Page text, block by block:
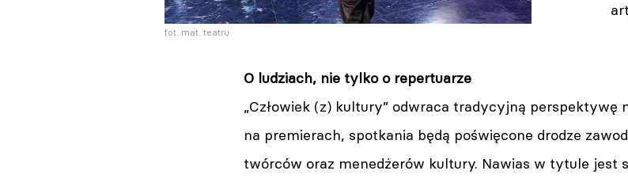
fot. mat. teatru
O ludziach, nie tylko o repertuarze
„Człowiek (z) kultury” odwraca tradycyjną perspektywę
na premierach, spotkania będą poświęcone drodze
twórców oraz menedżerów kultury. Nawias w tytule jest